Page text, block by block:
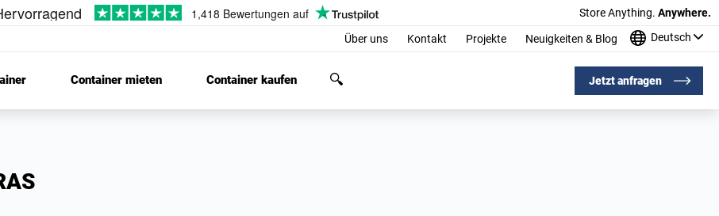
Store Anything. Anywhere.
Über uns Kontakt Projekte Neuigkeiten & Blog Deutsch
Container mieten Container kaufen Jetzt anfragen